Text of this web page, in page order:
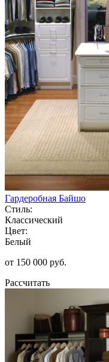
Гардеробная Байшо
Стиль:
Классический
Цвет:
Белый
от 150 000 руб.
Рассчитать